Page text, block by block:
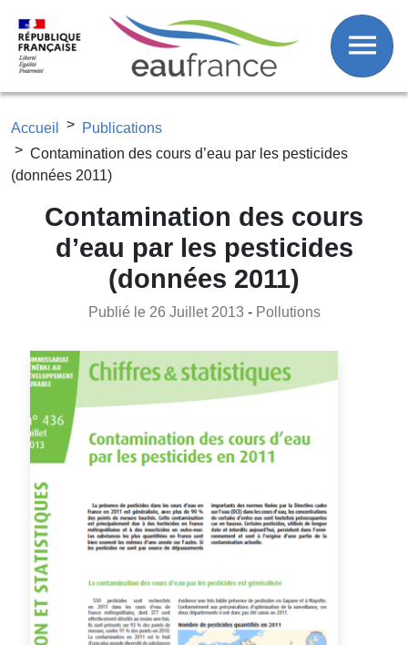
Aller au contenu principal
Fil d'Ariane
Accueil
Publications
Contamination des cours d’eau par les pesticides
(données 2011)
Contamination des cours
d’eau par les pesticides
(données 2011)
Publié le 26 Juillet 2013 - Pollutions